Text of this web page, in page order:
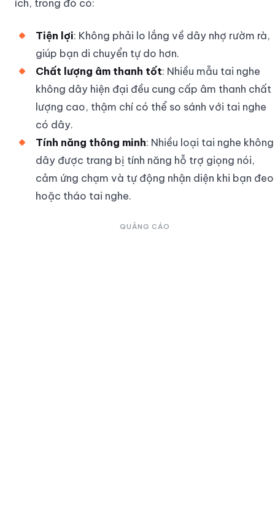
ích, trong đó có:
Tiện lợi: Không phải lo lắng về dây nhợ rườm rà,
giúp bạn di chuyển tự do hơn.
Chất lượng âm thanh tốt: Nhiều mẫu tai nghe
không dây hiện đại đều cung cấp âm thanh chất
lượng cao, thậm chí có thể so sánh với tai nghe
có dây.
Tính năng thông minh: Nhiều loại tai nghe không
dây được trang bị tính năng hỗ trợ giọng nói,
cảm ứng chạm và tự động nhận diện khi bạn đeo
hoặc tháo tai nghe.
QUẢNG CÁO